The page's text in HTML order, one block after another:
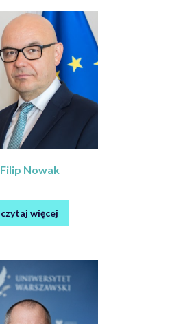
Filip Nowak
czytaj więcej